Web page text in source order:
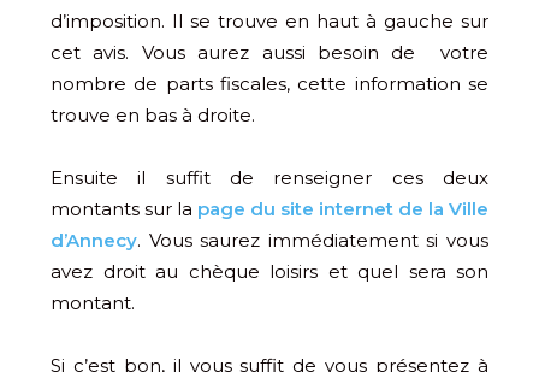
d’imposition. Il se trouve en haut à gauche sur
cet avis. Vous aurez aussi besoin de votre
nombre de parts fiscales, cette information se
trouve en bas à droite.
Ensuite il suffit de renseigner ces deux
montants sur la page du site internet de la Ville
d’Annecy. Vous saurez immédiatement si vous
avez droit au chèque loisirs et quel sera son
montant.
Si c’est bon, il vous suffit de vous présentez à